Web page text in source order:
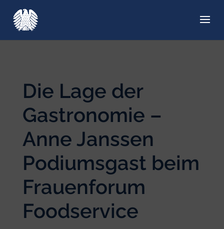
Die Lage der
Gastronomie –
Anne Janssen
Podiumsgast beim
Frauenforum
Foodservice